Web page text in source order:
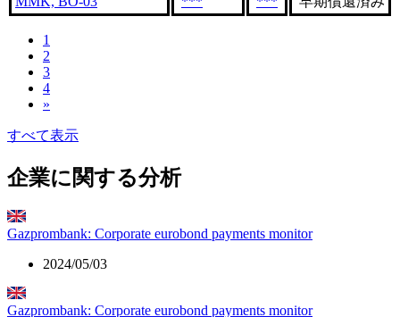
1
2
3
4
»
すべて表示
企業に関する分析
Gazprombank: Corporate eurobond payments monitor
2024/05/03
Gazprombank: Corporate eurobond payments monitor